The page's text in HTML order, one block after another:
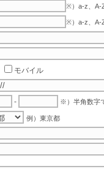
※）a-z、A-
※）a-z、A-
モバイル
- ※）半角数字
例）東京都